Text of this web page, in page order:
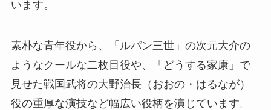
います。
素朴な青年役から、「ルパン三世」の次元大介の
ようなクールな二枚目役や、「どうする家康」で
見せた戦国武将の大野治長（おおの・はるなが）
役の重厚な演技など幅広い役柄を演じています。